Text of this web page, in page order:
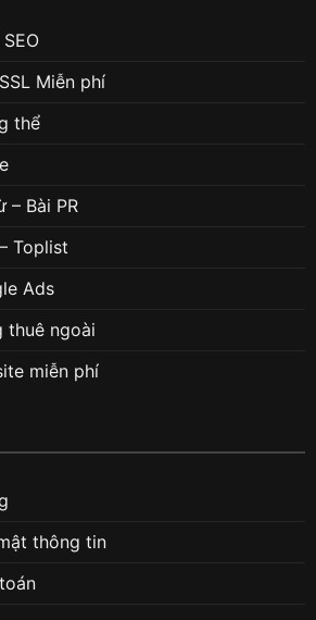
Miễn phí
thể
– Bài PR
Toplist
Ads
thuê ngoài
miễn phí
thông tin